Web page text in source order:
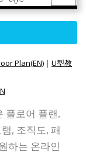
Plan(EN) | U型教
플로어 플랜,
, 조직도, 패
하는 온라인